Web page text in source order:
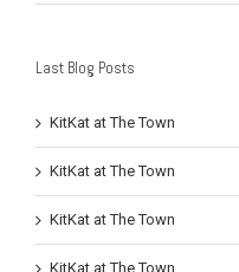
Last Blog Posts
KitKat at The Town
KitKat at The Town
KitKat at The Town
KitKat at The Town